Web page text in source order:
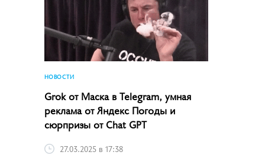
НОВОСТИ
Grok от Маска в Telegram, умная
реклама от Яндекс Погоды и
сюрпризы от Chat GPT
27.03.2025 в 17:38